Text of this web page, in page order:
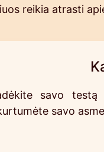
reikia atrasti
savo
savo